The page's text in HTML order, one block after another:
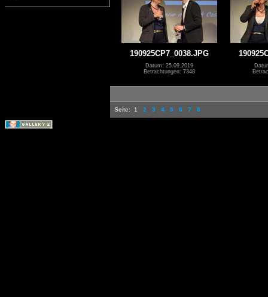
190925CP7_0038.JPG
Datum: 25.09.2019
Betrachtungen: 7348
Seite: 1 2 3 4 5 6 7 8